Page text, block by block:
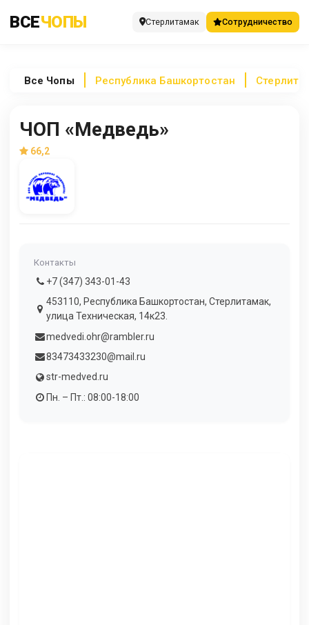
ВСЕЧОПЫ Стерлитамак Сотрудничество
Все Чопы Республика Башкортостан
ЧОП «Медведь»
66,2
Контакты
+7 (347) 343-01-43
453110, Республика Башкортостан, Стерлитамак,
улица Техническая, 14к23.
medvedi.ohr@rambler.ru
83473433230@mail.ru
str-medved.ru
Пн. – Пт.: 08:00-18:00